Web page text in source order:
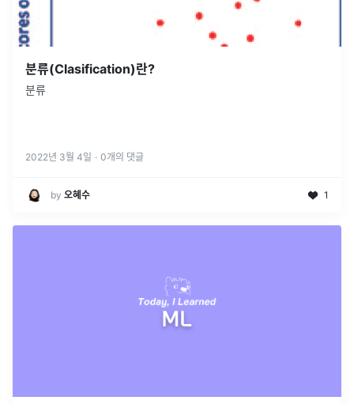
분류(Clasification)란?
분류
2022년 3월 4일 · 0개의 댓글
by 오혜수 1